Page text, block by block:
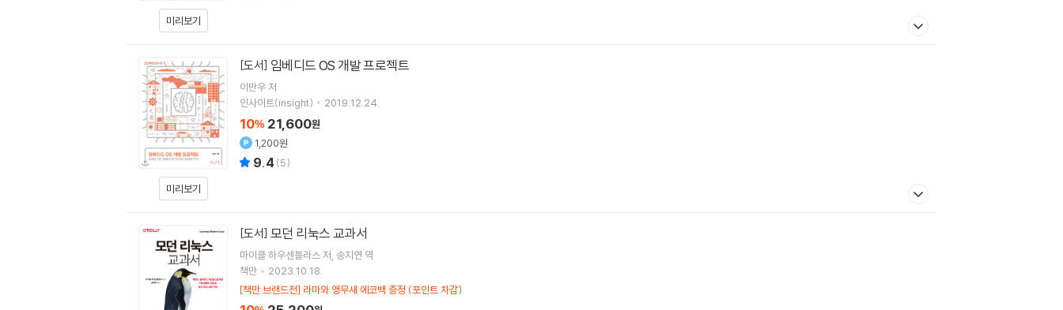
미리보기
미리보기
[도서] 임베디드 OS 개발 프로젝트
이만우저
인사이트(insight)
2019.12.24.
10% 21,600원
1,200원
9.4 (5)
[도서] 모던 리눅스 교과서
마이클 하우센블라스저 송지연 역
책만
2023.10.18.
[책만 브랜드전] 라마와 앵무새 에코백 증정 (포인트 차감)